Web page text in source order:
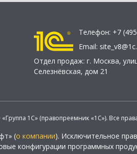
Телефон: +7
Email:
Отдел продаж: г. Москва,
Селезнёвская, дом 21
1С» (правопреемник «1С»). Все
(о компании). Исключительное
конфигурации программных